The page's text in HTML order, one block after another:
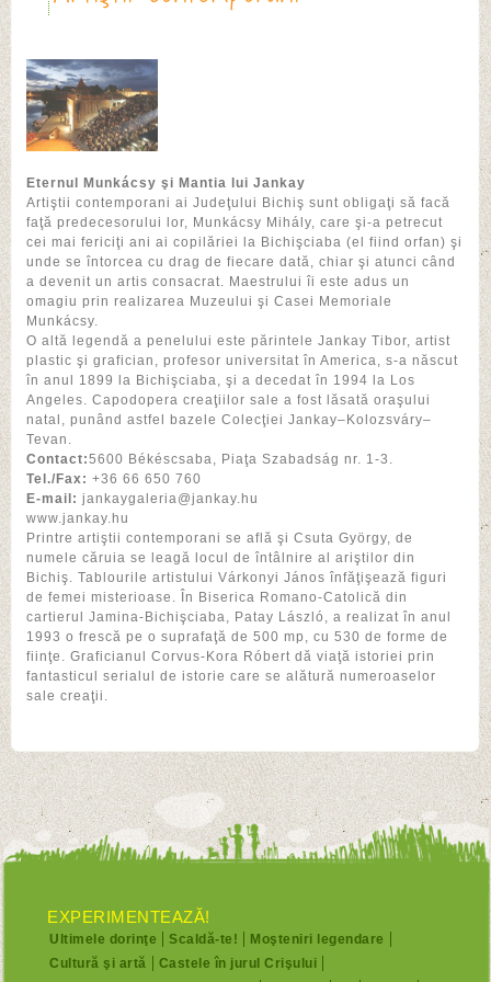
Eternul Munkácsy şi Mantia lui Jankay
Artiştii contemporani ai Judeţului Bichiş sunt obligaţi să facă
faţă predecesorului lor, Munkácsy Mihály, care şi-a petrecut
cei mai fericiţi ani ai copilăriei la Bichişciaba (el fiind orfan) şi
unde se întorcea cu drag de fiecare dată, chiar şi atunci când
a devenit un artis consacrat. Maestrului îi este adus un
omagiu prin realizarea Muzeului şi Casei Memoriale
Munkácsy.
O altă legendă a penelului este părintele Jankay Tibor, artist
plastic şi grafician, profesor universitat în America, s-a născut
în anul 1899 la Bichişciaba, şi a decedat în 1994 la Los
Angeles. Capodopera creaţiilor sale a fost lăsată oraşului
natal, punând astfel bazele Colecţiei Jankay–Kolozsváry–
Tevan.
Contact:5600 Békéscsaba, Piaţa Szabadság nr. 1-3.
Tel./Fax: +36 66 650 760
E-mail: jankaygaleria@jankay.hu
www.jankay.hu
Printre artiştii contemporani se află şi Csuta György, de
numele căruia se leagă locul de întâlnire al ariştilor din
Bichiş. Tablourile artistului Várkonyi János înfăţişează figuri
de femei misterioase. În Biserica Romano-Catolică din
cartierul Jamina-Bichişciaba, Patay László, a realizat în anul
1993 o frescă pe o suprafaţă de 500 mp, cu 530 de forme de
fiinţe. Graficianul Corvus-Kora Róbert dă viaţă istoriei prin
fantasticul serialul de istorie care se alătură numeroaselor
sale creaţii.
EXPERIMENTEAZĂ!
Ultimele dorinţe Scaldă-te!
Moşteniri legendare
Cultură şi artă
Castele în jurul Crişului